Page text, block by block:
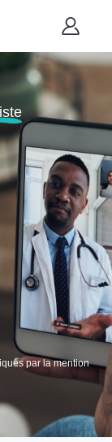
par la mention